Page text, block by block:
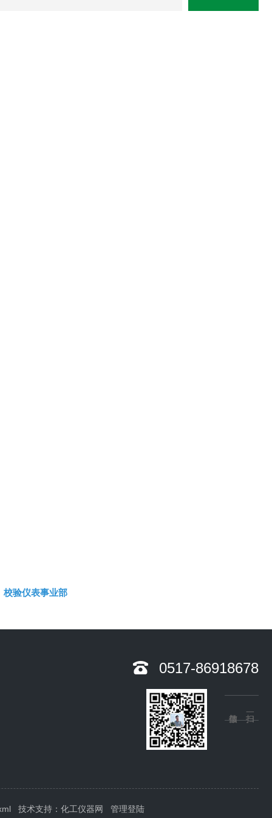
校验仪表事业部
0517-86918678
技术支持： 化工仪器网 管理登陆